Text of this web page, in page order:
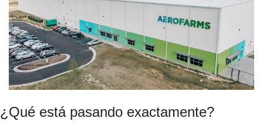
¿Qué está pasando exactamente?